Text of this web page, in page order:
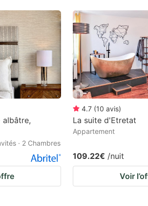
albâtre,
· 2 Chambres
4.7 (10 avis)
La suite d'Etretat
Appartement
109.22€ /nuit
Voir